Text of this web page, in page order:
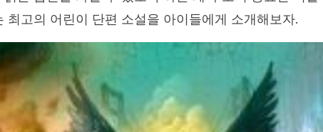
최고의 어린이 단편 소설을 아이들에게 소개해보자.